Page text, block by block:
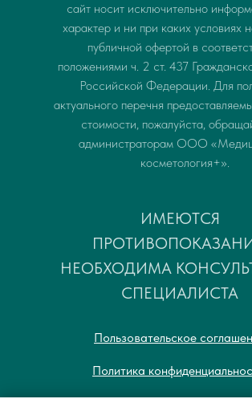
сайт носит исключительно
характер и ни при каких условиях
публичной офертой в
положениями ч. 2 ст. 437
Российской Федерации. Для
актуального перечня
стоимости, пожалуйста,
администраторам ООО
косметология+».
ИМЕЮТСЯ
НЕОБХОДИМА
СПЕЦИАЛИСТА
Пользовательское
Политика